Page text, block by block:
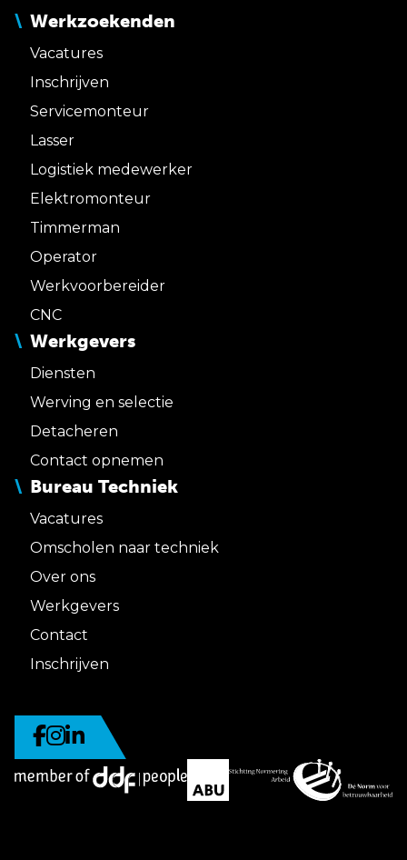
Werkzoekenden
Vacatures
Inschrijven
Servicemonteur
Lasser
Logistiek medewerker
Elektromonteur
Timmerman
Operator
Werkvoorbereider
CNC
Werkgevers
Diensten
Werving en selectie
Detacheren
Contact opnemen
Bureau Techniek
Vacatures
Omscholen naar techniek
Over ons
Werkgevers
Contact
Inschrijven